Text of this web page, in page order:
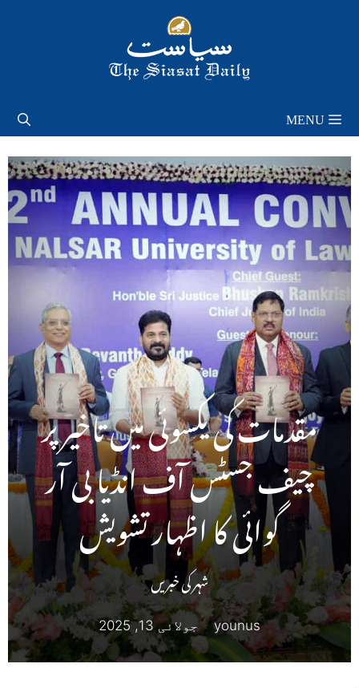
MENU
مقدمات کی یکسوئی میں تاخیر پر
چیف جسٹس آف انڈیا بی آر
گوائی کا اظہار تشویش
شہر کی خبریں
younus جولائی 13, 2025